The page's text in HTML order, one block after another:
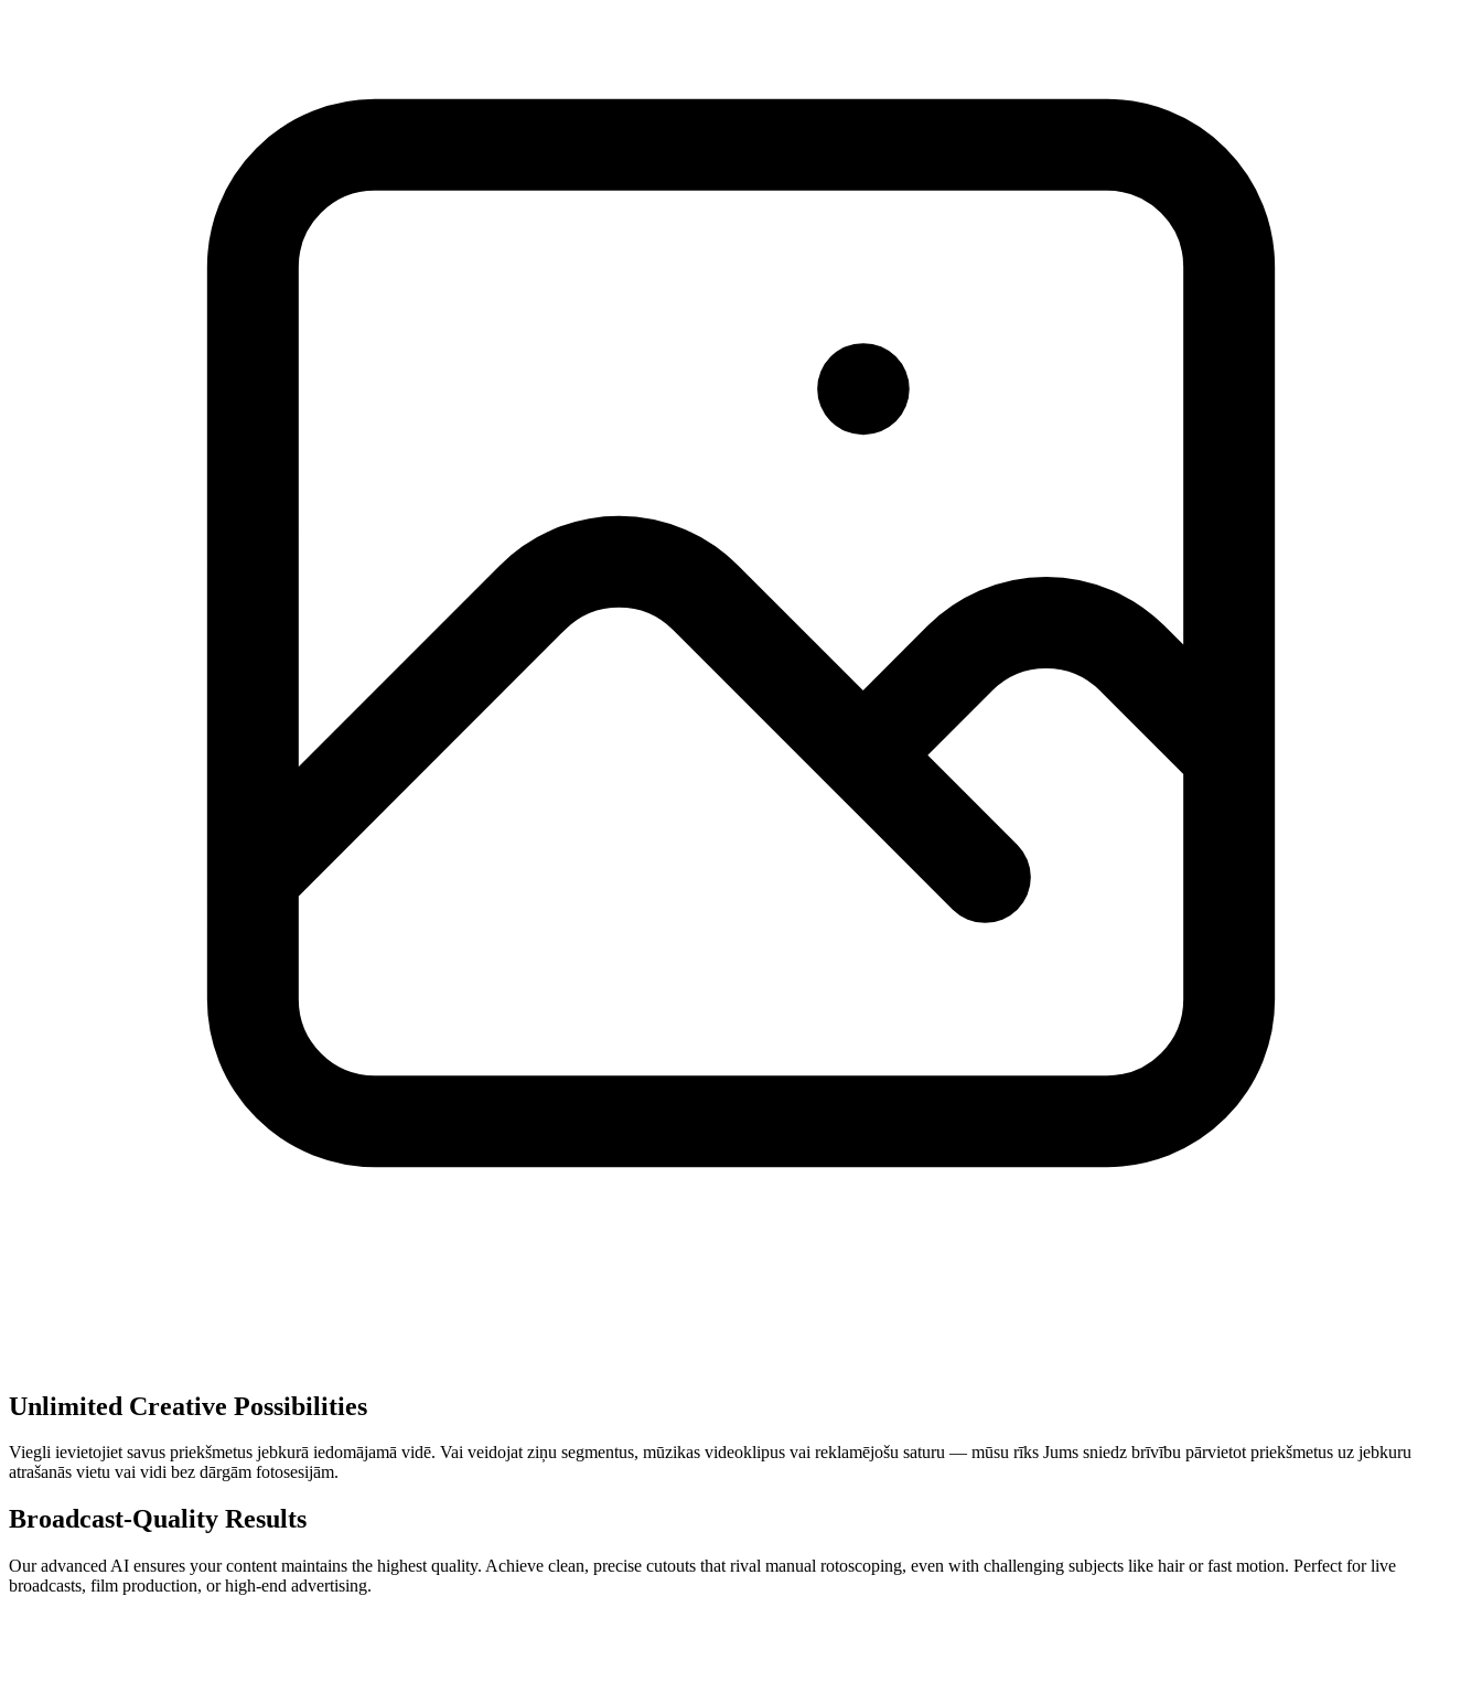
Unlimited Creative Possibilities
Viegli ievietojiet savus priekšmetus jebkurā iedomājamā vidē. Vai veidojat ziņu segmentus, mūzikas videoklipus vai reklamējošu saturu — mūsu rīks Jums sniedz brīvību pārvietot priekšmetus uz jebkuru
atrašanās vietu vai vidi bez dārgām fotosesijām.
Broadcast-Quality Results
Our advanced AI ensures your content maintains the highest quality. Achieve clean, precise cutouts that rival manual rotoscoping, even with challenging subjects like hair or fast motion. Perfect for live
broadcasts, film production, or high-end advertising.